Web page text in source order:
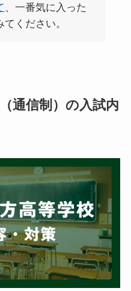
、一番気に入った
ください。
通信制）の入試内